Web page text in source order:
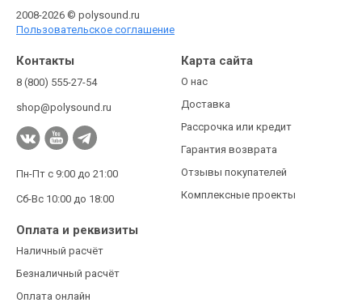
2008-2026 © polysound.ru
Пользовательское соглашение
Контакты
8 (800) 555-27-54
shop@polysound.ru
Пн-Пт с 9:00 до 21:00
Сб-Вс 10:00 до 18:00
Карта сайта
О нас
Доставка
Рассрочка или кредит
Гарантия возврата
Отзывы покупателей
Комплексные проекты
Оплата и реквизиты
Наличный расчёт
Безналичный расчёт
Оплата онлайн